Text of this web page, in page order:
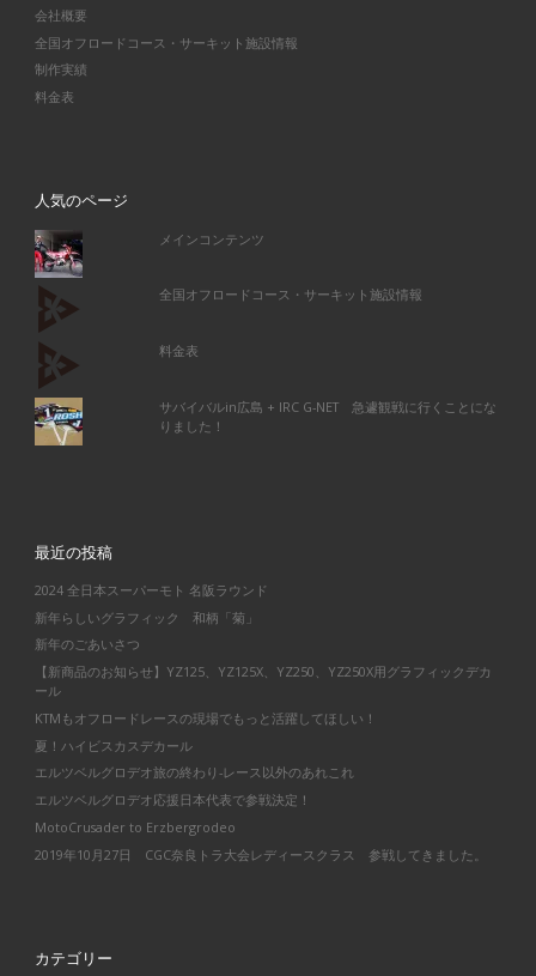
会社概要
全国オフロードコース・サーキット施設情報
制作実績
料金表
人気のページ
メインコンテンツ
全国オフロードコース・サーキット施設情報
料金表
サバイバルin広島 + IRC G-NET 急遽観戦に行くことにな
りました！
最近の投稿
2024 全日本スーパーモト 名阪ラウンド
新年らしいグラフィック 和柄「菊」
新年のごあいさつ
【新商品のお知らせ】YZ125、YZ125X、YZ250、YZ250X用グラフィックデカ
ール
KTMもオフロードレースの現場でもっと活躍してほしい！
夏！ハイビスカスデカール
エルツベルグロデオ旅の終わり-レース以外のあれこれ
エルツベルグロデオ応援日本代表で参戦決定！
MotoCrusader to Erzbergrodeo
2019年10月27日 CGC奈良トラ大会レディースクラス 参戦してきました。
カテゴリー